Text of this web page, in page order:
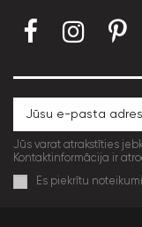
Jūs varat atrakstīties
Kontaktinformācija ir
Es piekrītu